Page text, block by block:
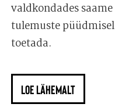
valdkondades
tulemuste
toetada.
LOE LÄHEMALT